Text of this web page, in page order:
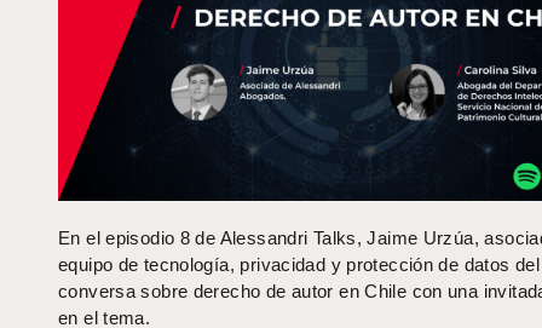
En el episodio 8 de Alessandri Talks, Jaime Urzúa,
equipo de tecnología, privacidad y protección de datos
conversa sobre derecho de autor en Chile con una
en el tema.